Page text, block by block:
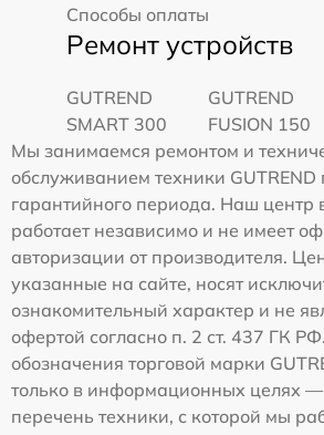
Способы оплаты
Ремонт устройств
GUTREND
SMART 300
GUTREND
FUSION 150
Мы занимаемся ремонтом и
обслуживанием техники GUTREND
гарантийного периода. Наш центр
работает независимо и не имеет
авторизации от производителя.
указанные на сайте, носят
ознакомительный характер и не
офертой согласно п. 2 ст. 437 ГК
обозначения торговой марки
только в информационных целях —
перечень техники, с которой мы